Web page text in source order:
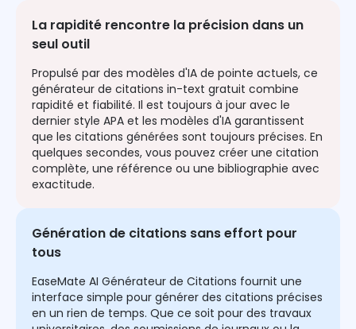
La rapidité rencontre la précision dans un
seul outil
Propulsé par des modèles d'IA de pointe actuels, ce
générateur de citations in-text gratuit combine
rapidité et fiabilité. Il est toujours à jour avec le
dernier style APA et les modèles d'IA garantissent
que les citations générées sont toujours précises. En
quelques secondes, vous pouvez créer une citation
complète, une référence ou une bibliographie avec
exactitude.
Génération de citations sans effort pour
tous
EaseMate AI Générateur de Citations fournit une
interface simple pour générer des citations précises
en un rien de temps. Que ce soit pour des travaux